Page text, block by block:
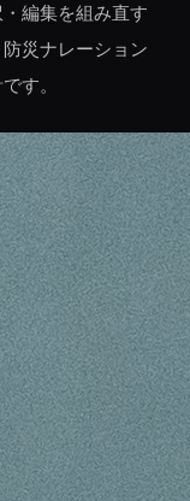
編集を組み直す
災ナレーション
す。